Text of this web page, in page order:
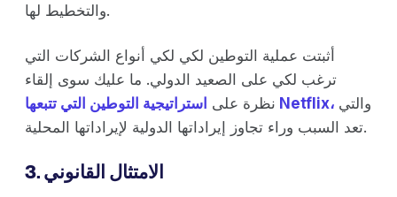
والتخطيط لها.
أثبتت عملية التوطين لكي لكي أنواع الشركات التي
ترغب لكي على الصعيد الدولي. ما عليك سوى إلقاء
نظرة على استراتيجية التوطين التي تتبعها Netflix،
تعد السبب وراء تجاوز إيراداتها الدولية لإيراداتها المحلية.
3. الامتثال القانوني